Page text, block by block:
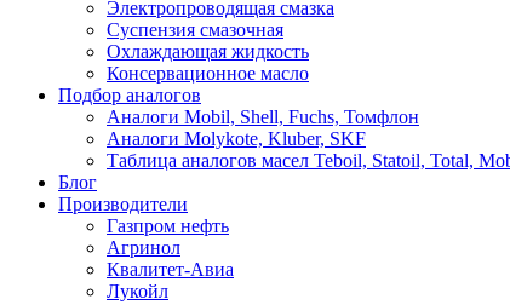
Электропроводящая смазка
Суспензия смазочная
Охлаждающая жидкость
Консервационное масло
Подбор аналогов
Аналоги Mobil, Shell, Fuchs, Томфлон
Аналоги Molykote, Kluber, SKF
Таблица аналогов масел Teboil, Statoil, Total,
Блог
Производители
Газпром нефть
Агринол
Квалитет-Авиа
Лукойл